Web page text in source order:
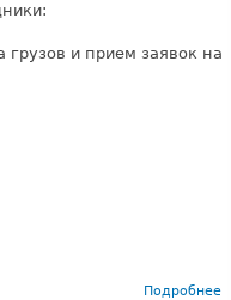
и прием заявок на
Подробнее